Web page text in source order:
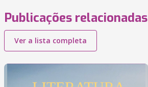
Publicações relacionadas
Ver a lista completa